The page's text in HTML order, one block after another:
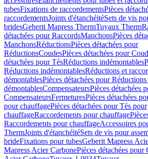
tubesFixations de raccordementsPièces
raccordementsJoints d'étanchéitéSets de vis
bridesGeberit Mapress ThermTuyaux Therm
détachées pour RaccordsManchonsPièces
ManchonsRéductionsPièces détachées pour
RéductionsCoudesPièces détachées pour
détachées pour TésRéductions indémontables
Réductions indémontablesRéductions et
démontablesPièces détachées pour
démontablesCompensateursPièces détachées
CompensateursFermeturesPièces détachées
pour chauffagePièces détachées pour Tés pour
chauffageRaccordements pour chauffage
Raccordements pour chauffageAccessoires
ThermJoints d'étanchéitéSets de vis pour
brideFixations pour tubesGeberit Mapress
Mapress Acier CarbonePièces détachées pour